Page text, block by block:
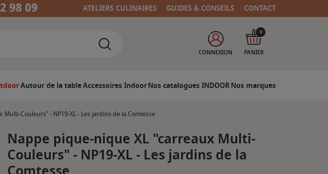
98 09 ATELIERS CULINAIRES GUIDES & CONSEILS CONTACT
CONNEXION PANIER
0
Autour de la tableAccessoires IndoorNos catalogues INDOORNos marques
Couleurs" - NP19-XL - Les jardins de la Comtesse
Nappe pique-nique XL "carreaux Multi-
Couleurs" - NP19-XL - Les jardins de la